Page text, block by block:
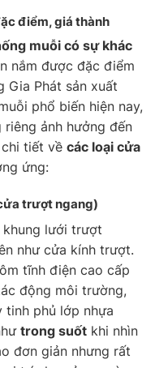
điểm, giá thành
muỗi có sự khác
nắm được đặc điểm
Gia Phát sản xuất
phổ biến hiện nay,
ảnh hưởng đến
tiết về các loại cửa
ứng:
trượt ngang)
lưới trượt
như cửa kính trượt.
tĩnh điện cao cấp
động môi trường,
tinh phủ lớp nhựa
trong suốt khi nhìn
đơn giản nhưng rất